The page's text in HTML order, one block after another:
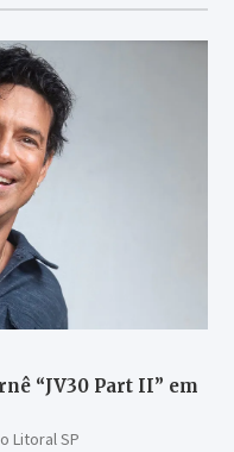
“JV30 Part II” em
Litoral SP